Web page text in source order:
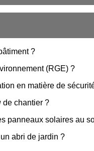
?
(RGE) ?
en matière de
de chantier ?
panneaux solaires au
abri de jardin ?